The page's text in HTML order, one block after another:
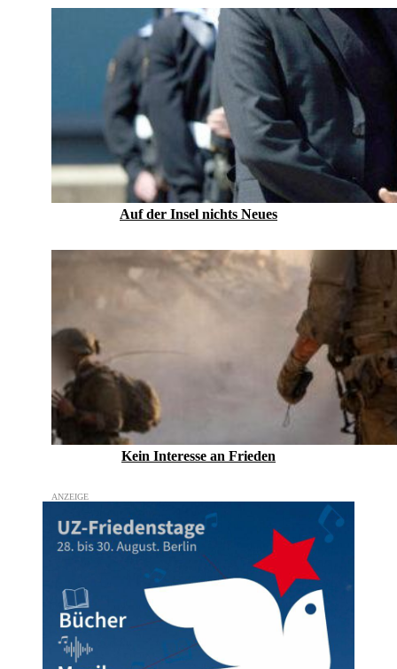
Auf der Insel nichts Neues
Kein Inte­resse an Frieden